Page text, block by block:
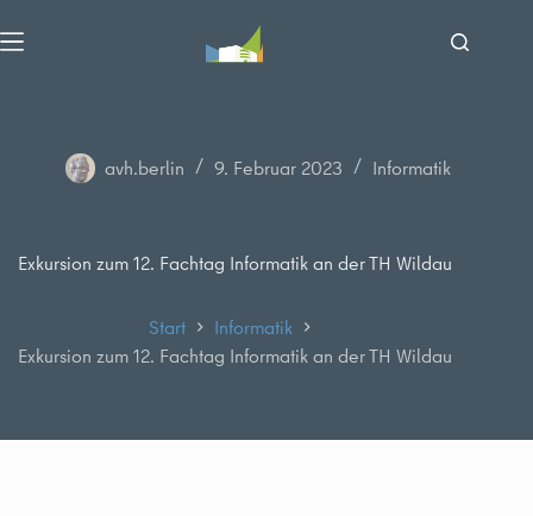
Inhalt
avh.berlin 9. Februar 2023 Informatik
Exkursion zum 12. Fachtag Informatik an der TH Wildau
Start
Informatik
Exkursion zum 12. Fachtag Informatik an der TH Wildau